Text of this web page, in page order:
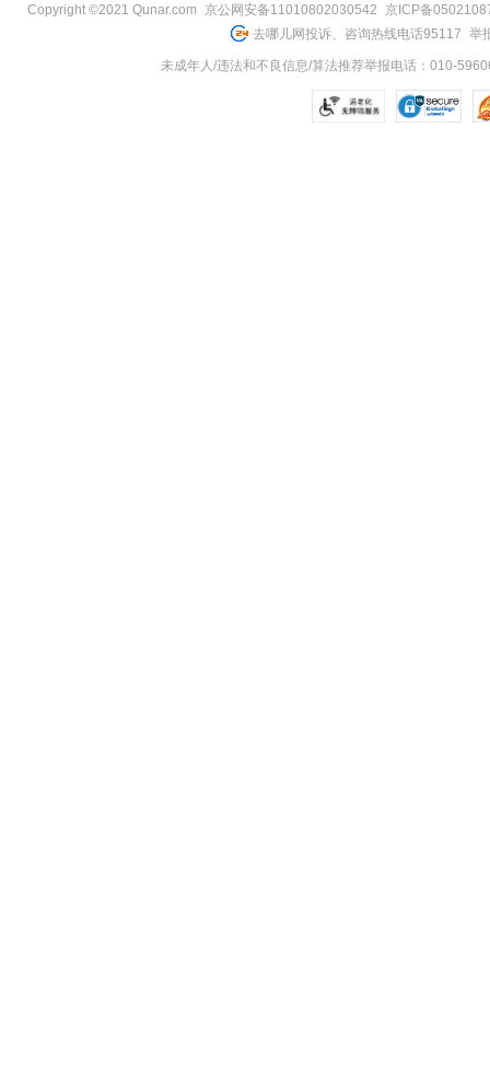
Copyright ©2021 Qunar.com 京公网安备11010802030542
京ICP备
去哪儿网投诉、咨询热线电话95117 举
未成年人/违法和不良信息/算法推荐举报电话：010-